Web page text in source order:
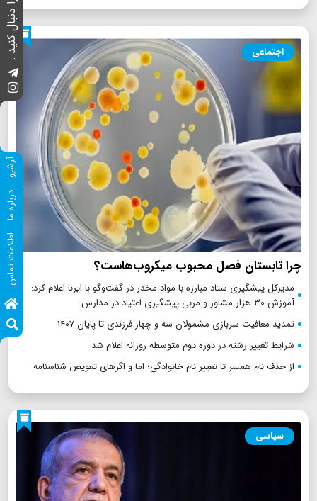
ما را دنبال کنید :
آرشیو
درباره ما
اطلاعات تماس
اجتماعی
چرا تابستان فصل محبوب میکروب‌هاست؟
مدیرکل پیشگیری ستاد مبارزه با مواد مخدر در گفت‌وگو با ایرنا اعلام کرد:
آموزش ۳۰ هزار مشاور و مربی پیشگیری اعتیاد در مدارس
تمدید معافیت سربازی مشمولان سه و چهار فرزندی تا پایان ۱۴۰۷
شرایط تغییر رشته در دوره دوم متوسطه روزانه اعلام شد
از حذف نام همسر تا تغییر نام خانوادگی؛ اما و اگرهای تعویض شناسنامه
سیاسی